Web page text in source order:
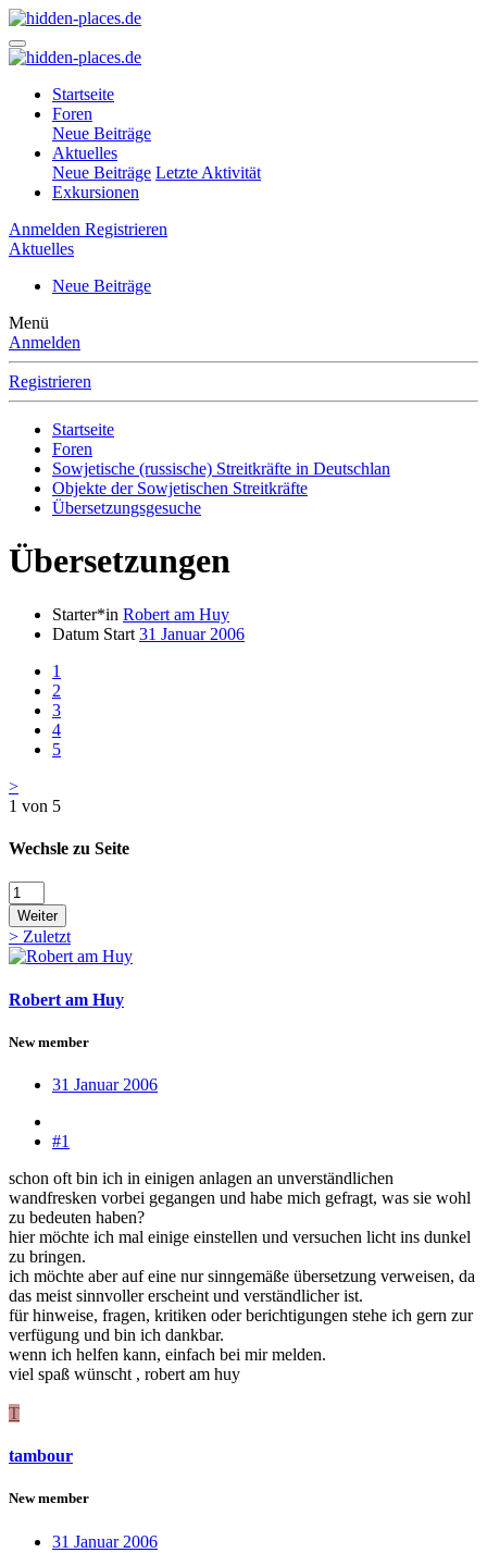
Startseite
Foren
Neue Beiträge
Aktuelles
Neue Beiträge Letzte Aktivität
Exkursionen
Anmelden Registrieren
Aktuelles
Neue Beiträge
Menü
Anmelden
Registrieren
Startseite
Foren
Sowjetische (russische) Streitkräfte in Deutschlan
Objekte der Sowjetischen Streitkräfte
Übersetzungsgesuche
Übersetzungen
Starter*in Robert am Huy
Datum Start 31 Januar 2006
1
2
3
4
5
>
1 von 5
Wechsle zu Seite
Weiter
> Zuletzt
Robert am Huy
New member
31 Januar 2006
#1
schon oft bin ich in einigen anlagen an unverständlichen
wandfresken vorbei gegangen und habe mich gefragt, was sie wohl
zu bedeuten haben?
hier möchte ich mal einige einstellen und versuchen licht ins dunkel
zu bringen.
ich möchte aber auf eine nur sinngemäße übersetzung verweisen, da
das meist sinnvoller erscheint und verständlicher ist.
für hinweise, fragen, kritiken oder berichtigungen stehe ich gern zur
verfügung und bin ich dankbar.
wenn ich helfen kann, einfach bei mir melden.
viel spaß wünscht , robert am huy
T
tambour
New member
31 Januar 2006